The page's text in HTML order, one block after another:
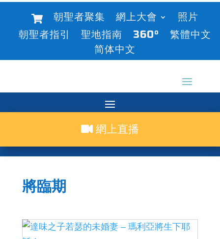
朝聖者聚集 網上大會
照片
朝聖者指引
聖地指南 360°
繁體中文
简体中文
網上直播
將臨期